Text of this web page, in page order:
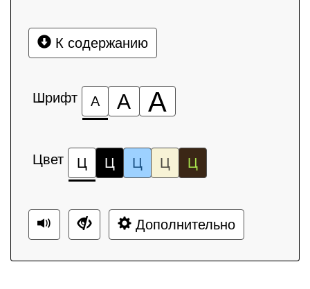
К содержанию
Шрифт А А А
Цвет Ц Ц Ц Ц Ц
Дополнительно